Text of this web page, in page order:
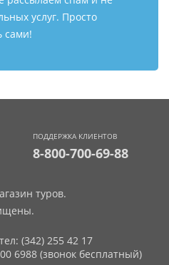
услуг. Просто
сами!
ПОДДЕРЖКА КЛИЕНТОВ
8-800-700-69-88
туров.
тел: (342) 255 42 17
6988 (звонок бесплатный)